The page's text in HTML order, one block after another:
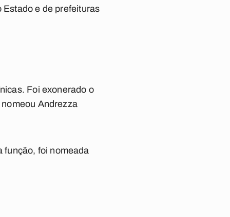
e de prefeituras
Foi exonerado o
Andrezza
função, foi nomeada